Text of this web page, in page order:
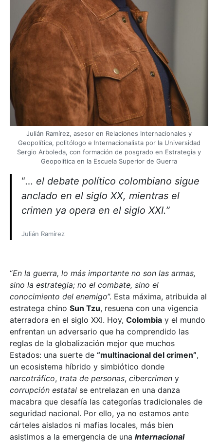
Julián Ramírez, asesor en Relaciones Internacionales y
Geopolítica, politólogo e Internacionalista por la Universidad
Sergio Arboleda, con formación de posgrado en Estrategia y
Geopolítica en la Escuela Superior de Guerra
“… el debate político colombiano sigue
anclado en el siglo XX, mientras el
crimen ya opera en el siglo XXI.”
Julián Ramírez
“En la guerra, lo más importante no son las armas,
sino la estrategia; no el combate, sino el
conocimiento del enemigo”. Esta máxima, atribuida al
estratega chino Sun Tzu, resuena con una vigencia
aterradora en el siglo XXI. Hoy, Colombia y el mundo
enfrentan un adversario que ha comprendido las
reglas de la globalización mejor que muchos
Estados: una suerte de “multinacional del crimen”,
un ecosistema híbrido y simbiótico donde
narcotráfico, trata de personas, cibercrimen y
corrupción estatal se entrelazan en una danza
macabra que desafía las categorías tradicionales de
seguridad nacional. Por ello, ya no estamos ante
cárteles aislados ni mafias locales, más bien
asistimos a la emergencia de una Internacional